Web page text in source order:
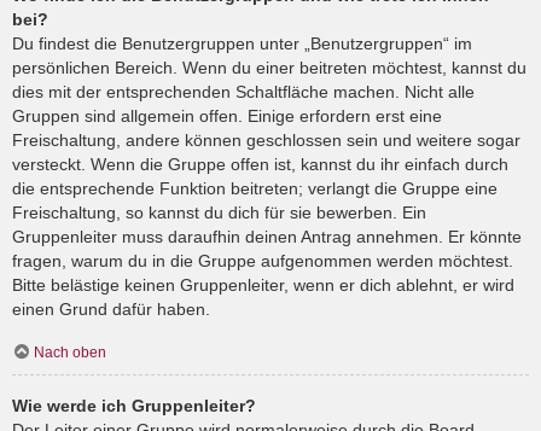
bei?
Du findest die Benutzergruppen unter „Benutzergruppen“ im
persönlichen Bereich. Wenn du einer beitreten möchtest, kannst du
dies mit der entsprechenden Schaltfläche machen. Nicht alle
Gruppen sind allgemein offen. Einige erfordern erst eine
Freischaltung, andere können geschlossen sein und weitere sogar
versteckt. Wenn die Gruppe offen ist, kannst du ihr einfach durch
die entsprechende Funktion beitreten; verlangt die Gruppe eine
Freischaltung, so kannst du dich für sie bewerben. Ein
Gruppenleiter muss daraufhin deinen Antrag annehmen. Er könnte
fragen, warum du in die Gruppe aufgenommen werden möchtest.
Bitte belästige keinen Gruppenleiter, wenn er dich ablehnt, er wird
einen Grund dafür haben.
Nach oben
Wie werde ich Gruppenleiter?